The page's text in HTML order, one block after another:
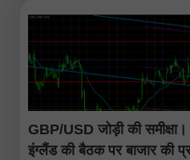
GBP/USD जोड़ी की
इंग्लैंड की बैठक पर बाजार की